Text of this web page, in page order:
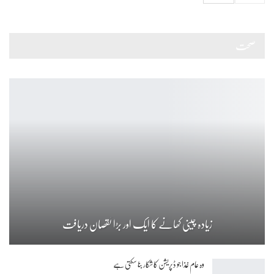
زیادہ چینی کھانے کا ایک اور بڑا نقصان دریافت
وہ عام غذا جو ڈپریشن کا شکار بنا سکتی ہے